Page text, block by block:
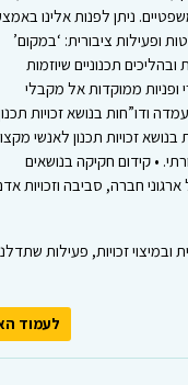
ניתן לפנות אלינו
ופעילות ציבורית: ‘במקום’
תכנוניים שיוזמות
ופניות ממוקדות אל מקבלי
ודו”חות בנושא זכויות
זכויות תכנון לאנשי
• קידום חקיקה בנושאים
חברה, סביבה וזכויות
זכויות, פעילות
לעמוד